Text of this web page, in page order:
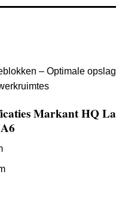
– Optimale
Markant HQ